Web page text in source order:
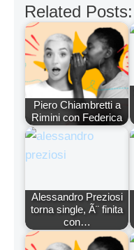
Related Posts:
Piero Chiambretti a
Rimini con Federica
Alessandro Preziosi
torna single, Ã¨ finita
con…